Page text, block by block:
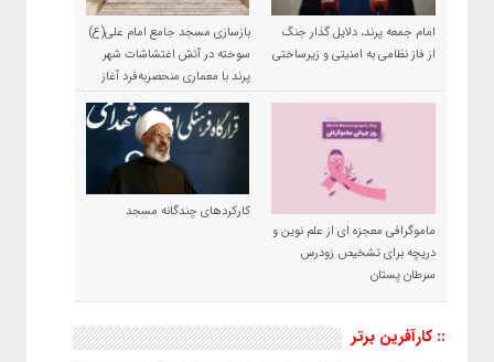
امام جمعه پرند، دلایل گذار جنگ
از فاز نظامی به امنیتی و زیرساختی
بازسازی مسجد جامع امام علی(ع)
سوخته در آتش اغتشاشات شهر
پرند با معماری منحصربه‌فرد آغاز
شد
ماموگرافی معجزه ای از علم نوین و
دریچه برای تشخیص زودرس
سرطان پستان
کارکردهای چندگانه مسجد
:: کارآفرین برتر